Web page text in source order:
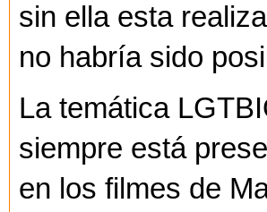
sin ella esta
no habría sido
La temática
siempre está
en los filmes de